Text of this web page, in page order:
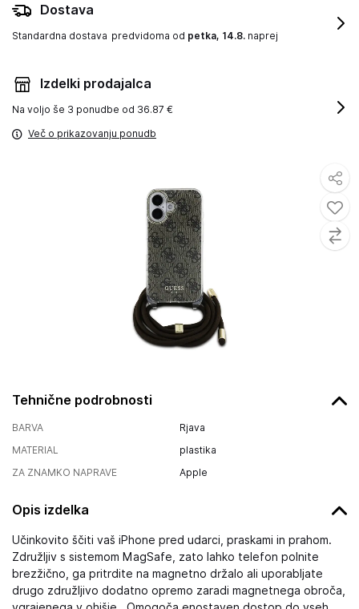
Tehnične podrobnosti
BARVA
Rjava
MATERIAL
plastika
ZA ZNAMKO NAPRAVE
Apple
Opis izdelka
Učinkovito ščiti vaš iPhone pred udarci, praskami in prahom.
Združljiv s sistemom MagSafe, zato lahko telefon polnite
brezžično, ga pritrdite na magnetno držalo ali uporabljate
drugo združljivo dodatno opremo zaradi magnetnega obroča,
Dostava
Standardna dostava predvidoma od petka, 14.8. naprej
Izdelki prodajalca
Na voljo še 3 ponudbe od 36.87 €
Več o prikazovanju ponudb